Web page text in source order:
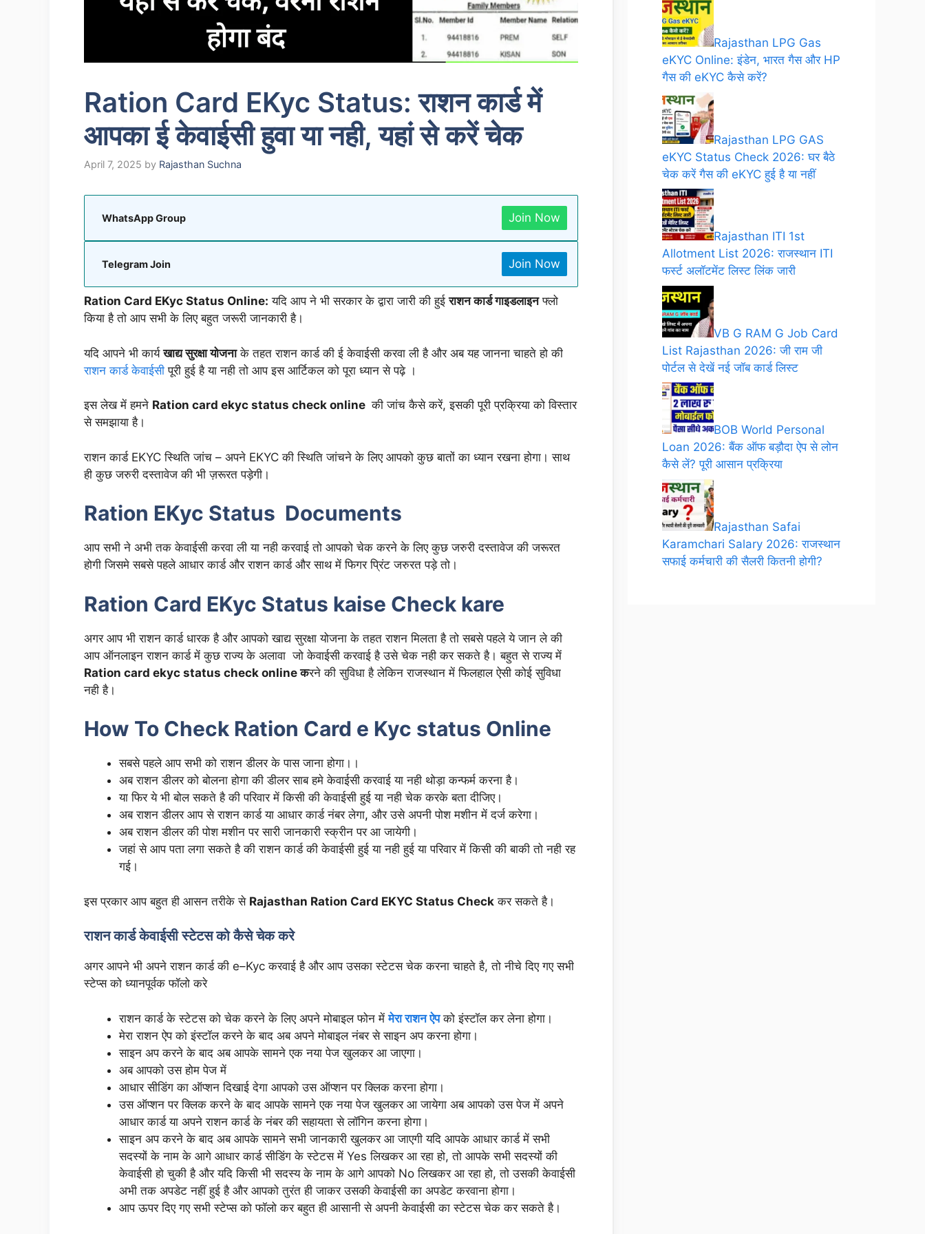
Ration Card EKyc Status: राशन कार्ड में
आपका ई केवाईसी हुवा या नही, यहां से करें चेक
April 7, 2025 by Rajasthan Suchna
WhatsApp Group Join Now
Telegram Join Join Now
Ration Card EKyc Status Online: यदि आप ने भी सरकार के द्वारा जारी की हुईराशन कार्ड गाइडलाइनफ्लो
किया है तो आप सभी के लिए बहुत जरूरी जानकारी है।
यदि आपने भी कार्यखाद्य सुरक्षा योजनाके तहत राशन कार्ड की ई केवाईसी करवा ली है और अब यह जानना चाहते हो की
राशन कार्ड केवाईसी पूरी हुई है या नही तो आप इस आर्टिकल को पूरा ध्यान से पढ़े ।
इस लेख में हमने Ration card ekyc status check online की जांच कैसे करें, इसकी पूरी प्रक्रिया को विस्तार
से समझाया है।
राशन कार्ड EKYC स्थिति जांच – अपने EKYC की स्थिति जांचने के लिए आपको कुछ बातों का ध्यान रखना होगा। साथ
ही कुछ जरुरी दस्तावेज की भी ज़रूरत पड़ेगी।
Ration EKyc Status Documents
आप सभी ने अभी तक केवाईसी करवा ली या नही करवाई तो आपको चेक करने के लिए कुछ जरुरी दस्तावेज की जरूरत
होगी जिसमे सबसे पहले आधार कार्ड और राशन कार्ड और साथ में फिगर प्रिंट जरुरत पड़े तो।
Ration Card EKyc Status kaise Check kare
अगर आप भी राशन कार्ड धारक है और आपको खाद्य सुरक्षा योजना के तहत राशन मिलता है तो सबसे पहले ये जान ले की
आप ऑनलाइन राशन कार्ड में कुछ राज्य के अलावा जो केवाईसी करवाई है उसे चेक नही कर सकते है। बहुत से राज्य में
Ration card ekyc status check online करने की सुविधा है लेकिन राजस्थान में फिलहाल ऐसी कोई सुविधा
नही है।
How To Check Ration Card e Kyc status Online
सबसे पहले आप सभी को राशन डीलर के पास जाना होगा।।
अब राशन डीलर को बोलना होगा की डीलर साब हमे केवाईसी करवाई या नही थोड़ा कन्फर्म करना है।
या फिर ये भी बोल सकते है की परिवार में किसी की केवाईसी हुई या नही चेक करके बता दीजिए।
अब राशन डीलर आप से राशन कार्ड या आधार कार्ड नंबर लेगा, और उसे अपनी पोश मशीन में दर्ज करेगा।
अब राशन डीलर की पोश मशीन पर सारी जानकारी स्क्रीन पर आ जायेगी।
जहां से आप पता लगा सकते है की राशन कार्ड की केवाईसी हुई या नही हुई या परिवार में किसी की बाकी तो नही रह
गई।
इस प्रकार आप बहुत ही आसन तरीके से Rajasthan Ration Card EKYC Status Check कर सकते है।
राशन कार्ड केवाईसी स्टेटस को कैसे चेक करे
अगर आपने भी अपने राशन कार्ड की e–Kyc करवाई है और आप उसका स्टेटस चेक करना चाहते है, तो नीचे दिए गए सभी
स्टेप्स को ध्यानपूर्वक फॉलो करे
राशन कार्ड के स्टेटस को चेक करने के लिए अपने मोबाइल फोन मेंमेरा राशन ऐपको इंस्टॉल कर लेना होगा।
मेरा राशन ऐप को इंस्टॉल करने के बाद अब अपने मोबाइल नंबर से साइन अप करना होगा।
साइन अप करने के बाद अब आपके सामने एक नया पेज खुलकर आ जाएगा।
अब आपको उस होम पेज में
आधार सीडिंग का ऑप्शन दिखाई देगा आपको उस ऑप्शन पर क्लिक करना होगा।
उस ऑप्शन पर क्लिक करने के बाद आपके सामने एक नया पेज खुलकर आ जायेगा अब आपको उस पेज में अपने
आधार कार्ड या अपने राशन कार्ड के नंबर की सहायता से लॉगिन करना होगा।
साइन अप करने के बाद अब आपके सामने सभी जानकारी खुलकर आ जाएगी यदि आपके आधार कार्ड में सभी
सदस्यों के नाम के आगे आधार कार्ड सीडिंग के स्टेटस में Yes लिखकर आ रहा हो, तो आपके सभी सदस्यों की
केवाईसी हो चुकी है और यदि किसी भी सदस्य के नाम के आगे आपको No लिखकर आ रहा हो, तो उसकी केवाईसी
अभी तक अपडेट नहीं हुई है और आपको तुरंत ही जाकर उसकी केवाईसी का अपडेट करवाना होगा।
आप ऊपर दिए गए सभी स्टेप्स को फॉलो कर बहुत ही आसानी से अपनी केवाईसी का स्टेटस चेक कर सकते है।
Rajasthan LPG Gas
eKYC Online: इंडेन, भारत गैस और HP
गैस की eKYC कैसे करें?
Rajasthan LPG GAS
eKYC Status Check 2026: घर बैठे
चेक करें गैस की eKYC हुई है या नहीं
Rajasthan ITI 1st
Allotment List 2026: राजस्थान ITI
फर्स्ट अलॉटमेंट लिस्ट लिंक जारी
VB G RAM G Job Card
List Rajasthan 2026: जी राम जी
पोर्टल से देखें नई जॉब कार्ड लिस्ट
BOB World Personal
Loan 2026: बैंक ऑफ बड़ौदा ऐप से लोन
कैसे लें? पूरी आसान प्रक्रिया
Rajasthan Safai
Karamchari Salary 2026: राजस्थान
सफाई कर्मचारी की सैलरी कितनी होगी?